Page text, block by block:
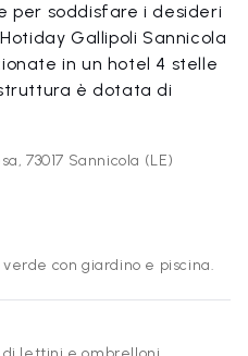
per soddisfare i desideri
Gallipoli Sannicola
in un hotel 4 stelle
è dotata di
73017 Sannicola (LE)
con giardino e piscina.